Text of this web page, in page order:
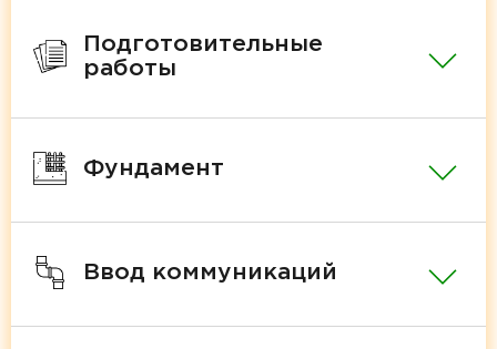
Подготовительные
работы
Фундамент
Ввод коммуникаций